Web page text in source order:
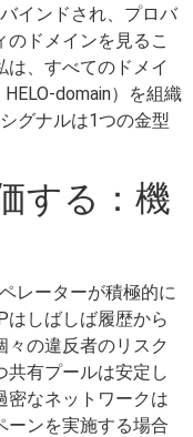
インドされ、プロバ
のドメインを見るこ
は、すべてのドメイ
domain）を組織
シグナルは1つの金型
する：機
レーターが積極的に
はしばしば履歴から
々の違反者のリスク
共有プールは安定し
密なネットワークは
ーンを実施する場合